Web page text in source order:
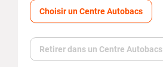
Choisir un Centre Autobacs
Retirer dans un Centre Autobacs